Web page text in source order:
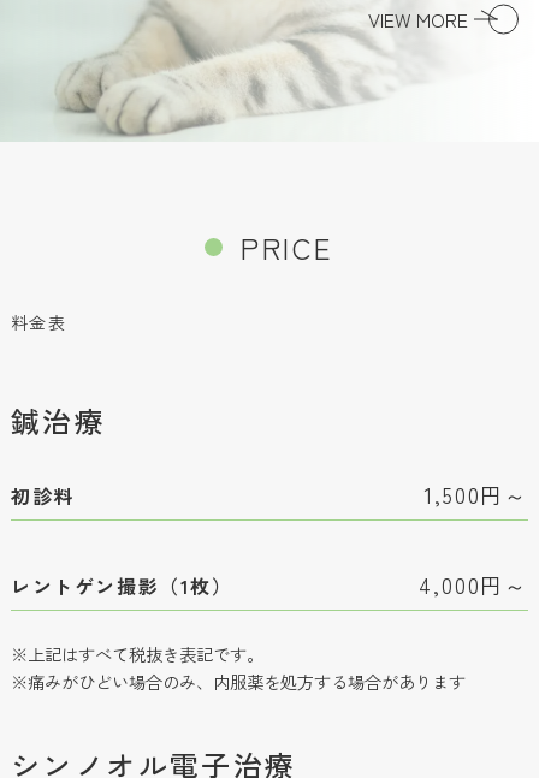
VIEW MORE
PRICE
料金表
鍼治療
初診料 1,500円～
レントゲン撮影（1枚） 4,000円～
※上記はすべて税抜き表記です。
※痛みがひどい場合のみ、内服薬を処方する場合があります
シンノオル電子治療